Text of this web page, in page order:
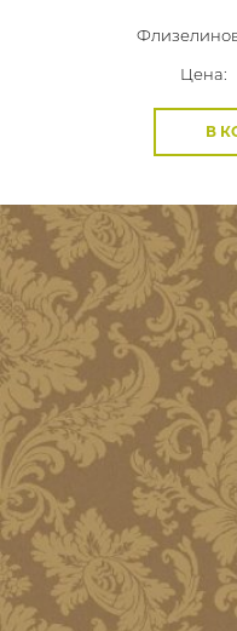
Цена:
В